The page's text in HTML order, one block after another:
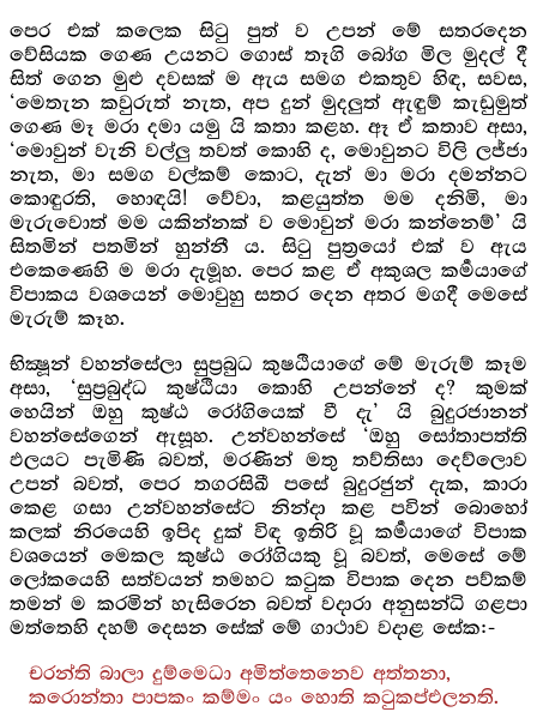
පෙර එක් කලෙක සිටු පුත් ව උපන් මේ සතරදෙන
වේසියක ගෙණ උයනට ගොස් තෑගි බෝග මිල මුදල් දී
සිත් ගෙන මුළු දවසක් ම ඇය සමග එකතුව හිඳ, සවස,
‘මෙතැන කවුරුත් නැත, අප දුන් මුදලුත් ඇඳුම් කැඩුමුත්
ගෙණ මෑ මරා දමා යමු යි කතා කළහ. ඈ ඒ කතාව අසා,
‘මොවුන් වැනි වල්ලු තවත් කොහි ද, මොවුනට විලි ලජ්ජා
නැත, මා සමග වල්කම් කොට, දැන් මා මරා දමන්නට
කොඳුරති, හොඳයි! වේවා, කළයුත්ත මම දනිමි, මා
මැරුවොත් මම යකින්නක් ව මොවුන් මරා කන්නෙම්’ යි
සිතමින් පතමින් හුන්නී ය. සිටු පුත්‍රයෝ එක් ව ඇය
එකෙණෙහි ම මරා දැමූහ. පෙර කළ ඒ අකුශල කර්‍මයාගේ
විපාකය වශයෙන් මොවුහු සතර දෙන අතර මගදී මෙසේ
මැරුම් කෑහ.
භික්‍ෂූන් වහන්සේලා සුප්‍රබුධ කුෂඨියාගේ මේ මැරුම් කෑම
අසා, ‘සුප්‍රබුද්ධ කුෂ්ඨියා කොහි උපන්නේ ද? කුමක්
හෙයින් ඔහු කුෂ්ඨ රෝගියෙක් වී දැ’ යි බුදුරජානන්
වහන්සේගෙන් ඇසූහ. උන්වහන්සේ ‘ඔහු සෝතාපත්ති
ඵලයට පැමිණි බවත්, මරණින් මතු තව්තිසා දෙව්ලොව
උපන් බවත්, පෙර තගරසිඛී පසේ බුදුරජුන් දැක, කාරා
කෙළ ගසා උන්වහන්සේට නින්දා කළ පවින් බොහෝ
කලක් නිරයෙහි ඉපිද දුක් විඳ ඉතිරි වූ කර්‍මයාගේ විපාක
වශයෙන් මෙකල කුෂ්ඨ රෝගියකු වූ බවත්, මෙසේ මේ
ලෝකයෙහි සත්වයන් තමහට කටුක විපාක දෙන පව්කම්
තමන් ම කරමින් හැසිරෙන බවත් වදාරා අනුසන්ධි ගළපා
මත්තෙහි දහම් දෙසන සේක් මේ ගාථාව වදාළ සේක:-
චරන්ති බාලා දුම්මෙධා අමිත්තෙනෙව අත්තනා,
කරොන්තා පාපකං කම්මං යං හොති කටුකප්එලනති.